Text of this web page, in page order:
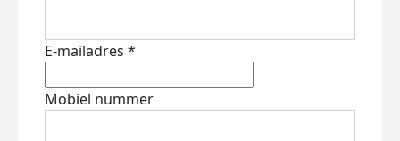
E-mailadres *
Mobiel nummer